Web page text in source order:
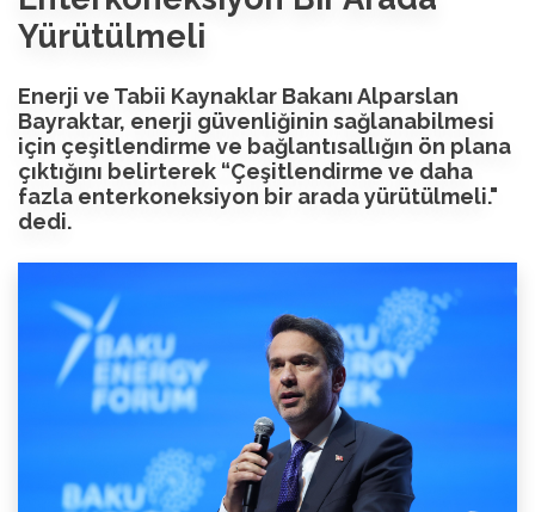
Yürütülmeli
Enerji ve Tabii Kaynaklar Bakanı Alparslan
Bayraktar, enerji güvenliğinin sağlanabilmesi
için çeşitlendirme ve bağlantısallığın ön plana
çıktığını belirterek “Çeşitlendirme ve daha
fazla enterkoneksiyon bir arada yürütülmeli."
dedi.